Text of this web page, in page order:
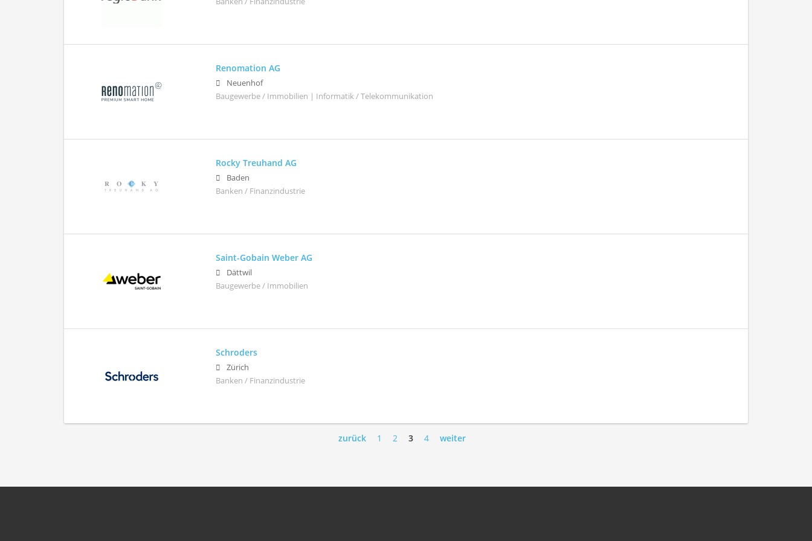
Renomation AG
Neuenhof
Baugewerbe / Immobilien | Informatik / Telekommunikation
Rocky Treuhand AG
Baden
Banken / Finanzindustrie
Saint-Gobain Weber AG
Dättwil
Baugewerbe / Immobilien
Schroders
Zürich
Banken / Finanzindustrie
zurück 1 2 3 4 weiter